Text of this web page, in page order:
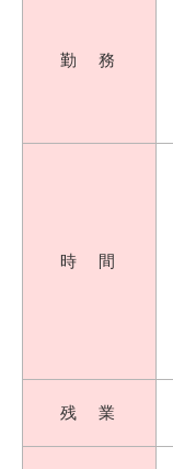
勤 務
時 間
残 業